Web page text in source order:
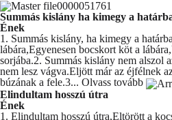
Summás kislány ha kimegy a
Ének
1. Summás kislány, ha kimegy a
lábára,Egyenesen bocskort köt a
sorjába.2. Summás kislány nem alszol
nem lesz vágva.Eljött már az éjfélnek
búzának a fele.3... Olvass tovább
Elindultam hosszú útra
Ének
1. Elindultam hosszú útra,Eltörött a